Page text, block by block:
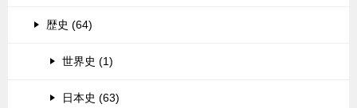
歴史 (64)
世界史 (1)
日本史 (63)